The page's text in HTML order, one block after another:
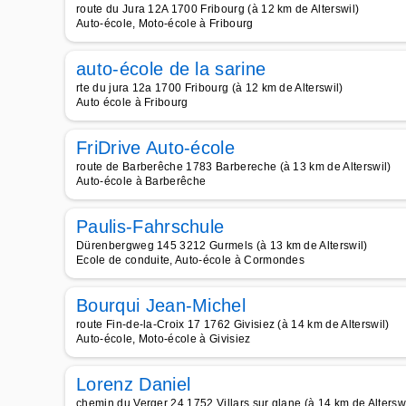
route du Jura 12A 1700 Fribourg (à 12 km de Alterswil)
Auto-école, Moto-école à Fribourg
auto-école de la sarine
rte du jura 12a 1700 Fribourg (à 12 km de Alterswil)
Auto école à Fribourg
FriDrive Auto-école
route de Barberêche 1783 Barbereche (à 13 km de Alterswil)
Auto-école à Barberêche
Paulis-Fahrschule
Dürenbergweg 145 3212 Gurmels (à 13 km de Alterswil)
Ecole de conduite, Auto-école à Cormondes
Bourqui Jean-Michel
route Fin-de-la-Croix 17 1762 Givisiez (à 14 km de Alterswil)
Auto-école, Moto-école à Givisiez
Lorenz Daniel
chemin du Verger 24 1752 Villars sur glane (à 14 km de